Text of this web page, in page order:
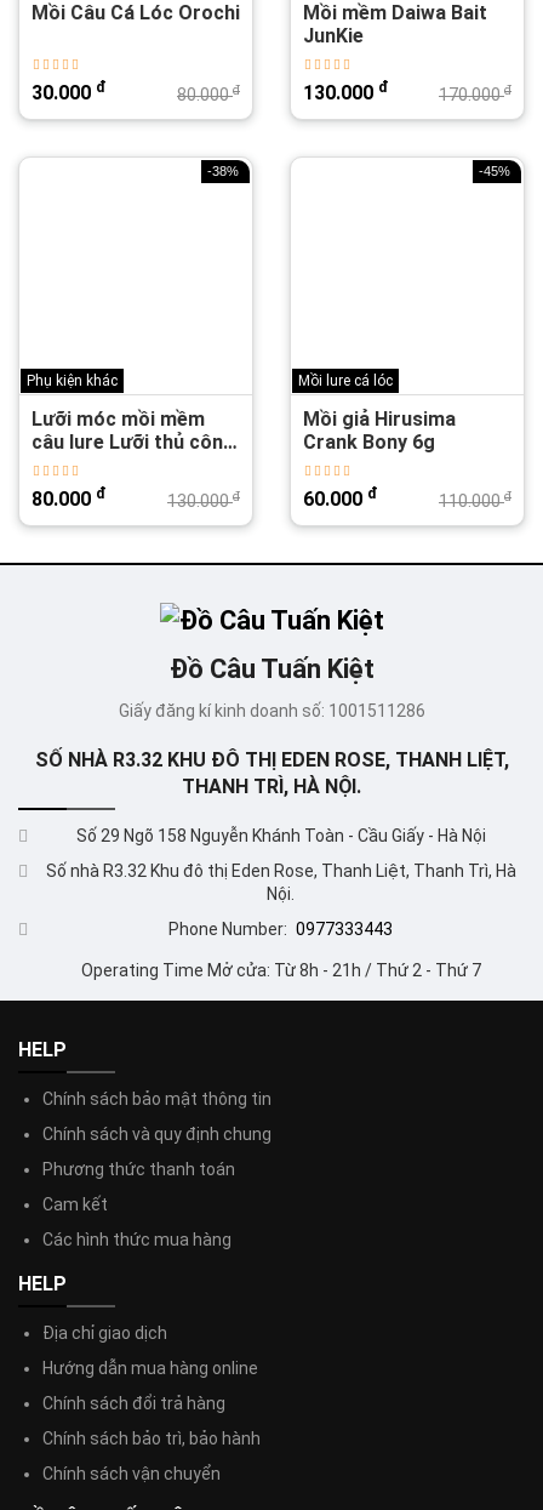
Mồi Câu Cá Lóc Orochi
80.000đ
30.000 đ
Mồi mềm Daiwa Bait
JunKie
170.000đ
130.000 đ
-38%
Phụ kiện khác
Lưỡi móc mồi mềm
câu lure Lưỡi thủ công
Ar15
130.000đ
80.000 đ
-45%
Mồi lure cá lóc
Mồi giả Hirusima
Crank Bony 6g
110.000đ
60.000 đ
Đồ Câu Tuấn Kiệt
Giấy đăng kí kinh doanh số: 1001511286
SỐ NHÀ R3.32 KHU ĐÔ THỊ EDEN ROSE, THANH LIỆT,
THANH TRÌ, HÀ NỘI.
Số 29 Ngõ 158 Nguyễn Khánh Toàn - Cầu Giấy - Hà Nội
Số nhà R3.32 Khu đô thị Eden Rose, Thanh Liệt, Thanh Trì, Hà
Nội.
Phone Number: 0977333443
Operating Time Mở cửa: Từ 8h - 21h / Thứ 2 - Thứ 7
HELP
Chính sách bảo mật thông tin
Chính sách và quy định chung
Phương thức thanh toán
Cam kết
Các hình thức mua hàng
HELP
Địa chỉ giao dịch
Hướng dẫn mua hàng online
Chính sách đổi trả hàng
Chính sách bảo trì, bảo hành
Chính sách vận chuyển